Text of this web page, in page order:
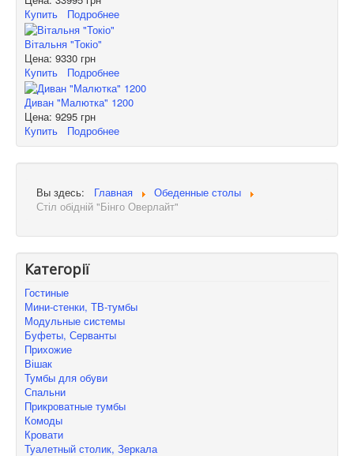
Купить
Подробнее
Вітальня "Токіо"
Цена: 9330 грн
Купить
Подробнее
Диван "Малютка" 1200
Цена: 9295 грн
Купить
Подробнее
Вы здесь: Главная
Обеденные столы
Стіл обідній "Бінго Оверлайт"
Категорії
Гостиные
Мини-стенки, ТВ-тумбы
Модульные системы
Буфеты, Серванты
Прихожие
Вішак
Тумбы для обуви
Спальни
Прикроватные тумбы
Комоды
Кровати
Туалетный столик, Зеркала